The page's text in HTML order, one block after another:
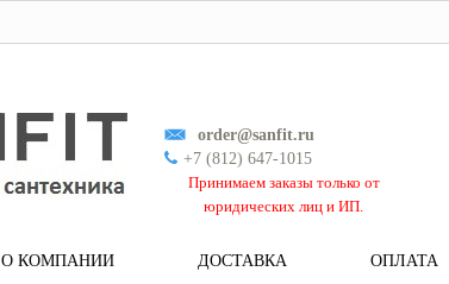
order@sanfit.ru
+7 (812) 647-1015
Принимаем заказы только от
юридических лиц и ИП.
О КОМПАНИИ ДОСТАВКА ОПЛАТА